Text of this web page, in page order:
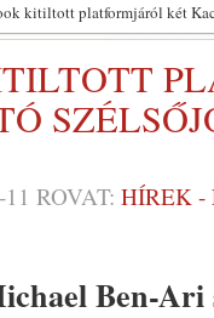
kitiltott platformjáról két
ROVAT: HÍREK -
Ben-